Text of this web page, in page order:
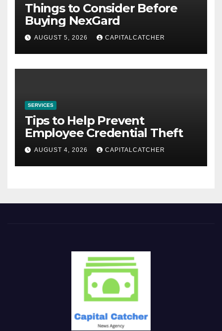
Things to Consider Before
Buying NexGard
AUGUST 5, 2026 CAPITALCATCHER
SERVICES
Tips to Help Prevent
Employee Credential Theft
AUGUST 4, 2026 CAPITALCATCHER